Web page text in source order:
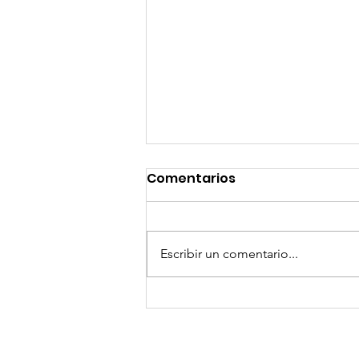
GoMapTravelByFraveo
Comentarios
Escribir un comentario...